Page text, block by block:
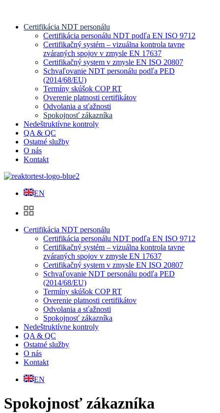
Certifikácia NDT personálu
Certifikácia personálu NDT podľa EN ISO 9712
Certifikačný systém – vizuálna kontrola tavne
zváraných spojov v zmysle EN 17637
Certifikačný system v zmysle EN ISO 20807
Schvaľovanie NDT personálu podľa PED
(2014/68/EU)
Termíny skúšok COP RT
Overenie platnosti certifikátov
Odvolania a sťažnosti
Spokojnosť zákazníka
Nedeštruktívne kontroly
QA & QC
Ostatné služby
O nás
Kontakt
EN
Certifikácia NDT personálu
Certifikácia personálu NDT podľa EN ISO 9712
Certifikačný systém – vizuálna kontrola tavne
zváraných spojov v zmysle EN 17637
Certifikačný system v zmysle EN ISO 20807
Schvaľovanie NDT personálu podľa PED
(2014/68/EU)
Termíny skúšok COP RT
Overenie platnosti certifikátov
Odvolania a sťažnosti
Spokojnosť zákazníka
Nedeštruktívne kontroly
QA & QC
Ostatné služby
O nás
Kontakt
EN
Spokojnosť zákazníka